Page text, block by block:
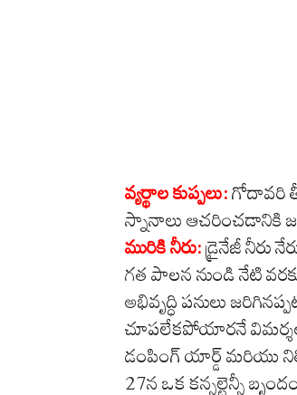
వ్యర్థాల కుప్పలు: గోదావరి
స్నానాలు ఆచరించడానికి
మురికి నీరు: డ్రైనేజీ నీరు
​గత పాలన నుండి నేటి
అభివృద్ధి పనులు
చూపలేకపోయారనే విమర్శలు
డంపింగ్ యార్డ్ మరియు
27న ఒక కన్సల్టెన్సీ